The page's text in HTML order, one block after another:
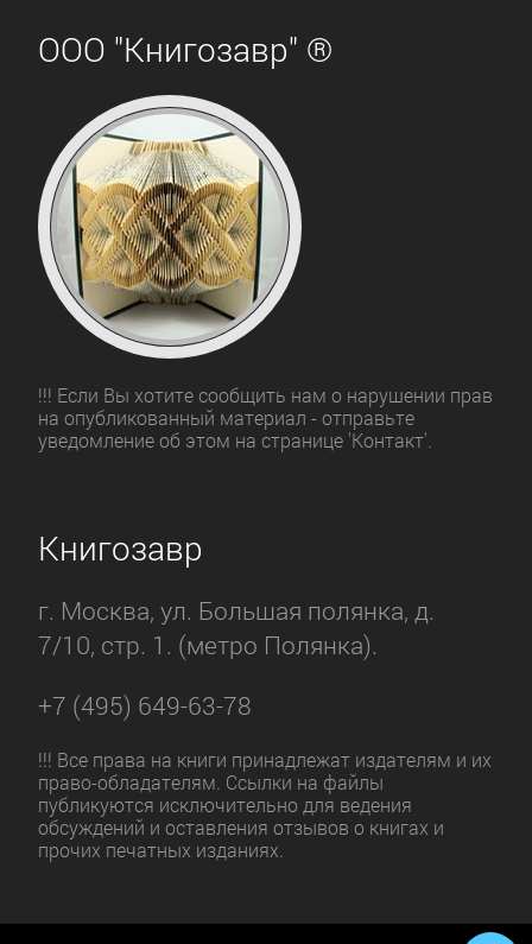
ООО "Книгозавр" ®
!!! Если Вы хотите сообщить нам о нарушении прав
на опубликованный материал - отправьте
уведомление об этом на странице 'Контакт'.
Книгозавр
г. Москва, ул. Большая полянка, д.
7/10, стр. 1. (метро Полянка).
+7 (495) 649-63-78
!!! Все права на книги принадлежат издателям и их
право-обладателям. Ссылки на файлы
публикуются исключительно для ведения
обсуждений и оставления отзывов о книгах и
прочих печатных изданиях.